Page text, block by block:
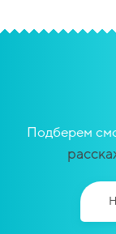
Подберем